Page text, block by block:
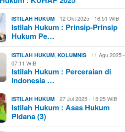
ISTILAH HUKUM 12 Okt 2025 - 16:51 WIB
Istilah Hukum : Prinsip-Prinsip
Hukum Pe…
ISTILAH HUKUM ,KOLUMNIS
11 Agu 2025 -
07:11 WIB
Istilah Hukum : Perceraian di
Indonesia …
ISTILAH HUKUM 27 Jul 2025 - 15:25 WIB
Istilah Hukum : Asas Hukum
Pidana (3)